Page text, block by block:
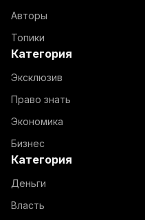
Авторы
Топики
Категория
Эксклюзив
Право знать
Экономика
Бизнес
Категория
Деньги
Власть